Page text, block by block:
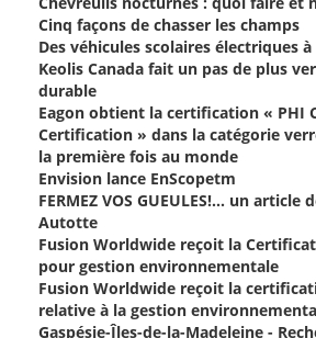
Cinq façons de chasser les champs
Des véhicules scolaires électriques
Keolis Canada fait un pas de plus
durable
Eagon obtient la certification « PHI
Certification » dans la catégorie
la première fois au monde
Envision lance EnScopetm
FERMEZ VOS GUEULES!... un article
Autotte
Fusion Worldwide reçoit la
pour gestion environnementale
Fusion Worldwide reçoit la
relative à la gestion
Gaspésie-Îles-de-la-Madeleine -